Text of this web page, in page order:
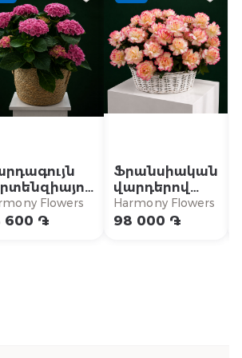
Flowers
600 ֏
Ֆրանսիական
վարդերով
կոմպոզիցիա
Harmony Flowers
98 000 ֏